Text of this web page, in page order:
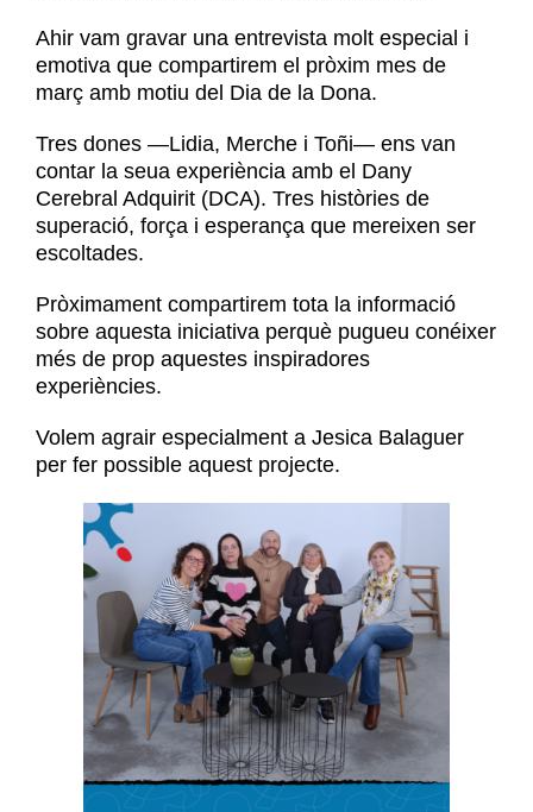
Ahir vam gravar una entrevista molt especial i
emotiva que compartirem el pròxim mes de
març amb motiu del Dia de la Dona.
Tres dones —Lidia, Merche i Toñi— ens van
contar la seua experiència amb el Dany
Cerebral Adquirit (DCA). Tres històries de
superació, força i esperança que mereixen ser
escoltades.
Pròximament compartirem tota la informació
sobre aquesta iniciativa perquè pugueu conéixer
més de prop aquestes inspiradores
experiències.
Volem agrair especialment a Jesica Balaguer
per fer possible aquest projecte.